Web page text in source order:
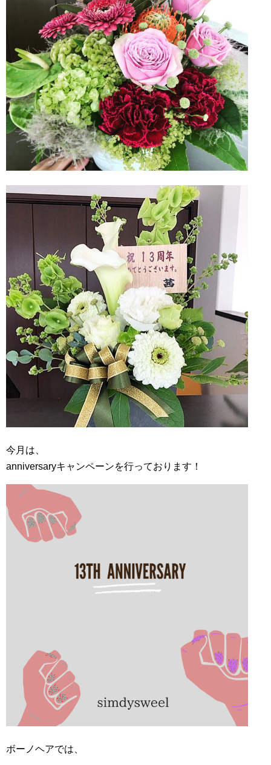
今月は、
anniversaryキャンペーンを行っております！
ボーノヘアでは、